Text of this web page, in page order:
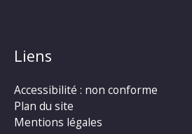
Liens
Accessibilité : non conforme
Plan du site
Mentions légales